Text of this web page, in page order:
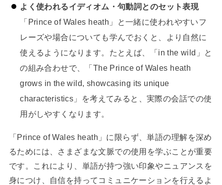
よく使われるイディオム・句動詞とのセット表現
「Prince of Wales heath」と一緒に使われやすいフ
レーズや場合についても学んでおくと、より自然に
使えるようになります。たとえば、「in the wild」と
の組み合わせで、「The Prince of Wales heath
grows in the wild, showcasing its unique
characteristics」を考えてみると、実際の会話での使
用がしやすくなります。
「Prince of Wales heath」に限らず、単語の理解を深め
るためには、さまざまな文脈での使用を学ぶことが重要
です。これにより、単語が持つ強い印象やニュアンスを
身につけ、自信を持ってコミュニケーションを行えるよ